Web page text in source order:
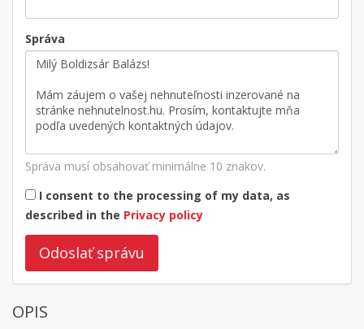
Správa
Správa musí obsahovať minimálne 10 znakov.
I consent to the processing of my data, as
described in the Privacy policy
Odoslať správu
OPIS